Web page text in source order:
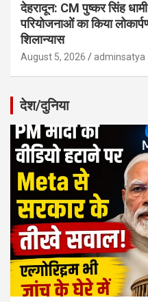
देहरादून: CM पुष्कर सिंह
परियोजनाओं का किया
शिलान्यास
August 5, 2026 adminsatya
देश/दुनिया